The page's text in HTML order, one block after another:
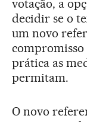
votação, a
decidir se o
um novo
compromisso
prática as
permitam.
O novo